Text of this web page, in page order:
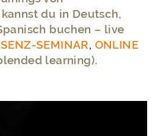
du in Deutsch,
buchen – live
SEMINAR, ONLINE
learning).